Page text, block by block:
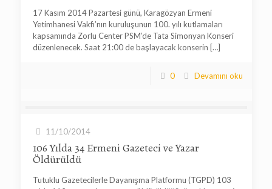
17 Kasım 2014 Pazartesi günü, Karagözyan Ermeni
Yetimhanesi Vakfı’nın kuruluşunun 100. yılı kutlamaları
kapsamında Zorlu Center PSM’de Tata Simonyan Konseri
düzenlenecek. Saat 21:00 de başlayacak konserin […]
0 Devamını oku
11/10/2014
106 Yılda 34 Ermeni Gazeteci ve Yazar
Öldürüldü
Tutuklu Gazetecilerle Dayanışma Platformu (TGPD) 103